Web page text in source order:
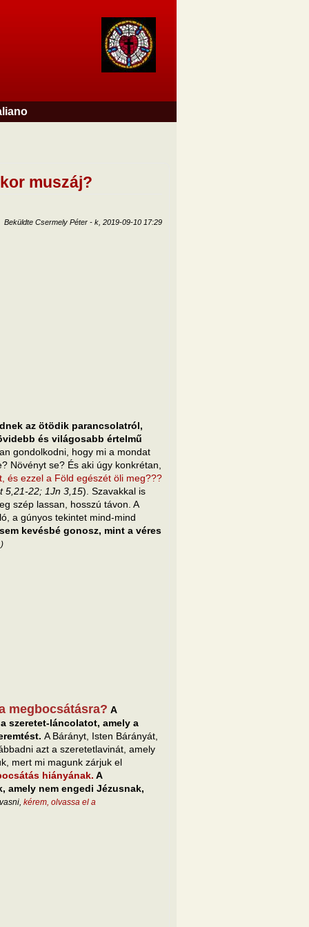
muszáj?
Beküldte Csermely Péter - k, 2019-09-10 17:29
az ötödik parancsolatról,
és világosabb értelmű
gondolkodni, hogy mi a mondat
Növényt se? És aki úgy konkrétan,
és ezzel a Föld egészét öli meg???
5,21-22; 1Jn 3,15). Szavakkal is
szép lassan, hosszú távon. A
a gúnyos tekintet mind-mind
kevésbé gonosz, mint a véres
megbocsátásra? A
szeretet-láncolatot, amely a
A Bárányt, Isten Bárányát,
azt a szeretetlavinát, amely
mert mi magunk zárjuk el
hiányának. A
amely nem engedi Jézusnak,
kérem, olvassa el a